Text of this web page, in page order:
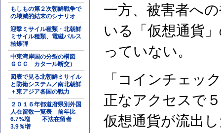
もしもの第２次朝鮮戦争で
の壊滅的結末のシナリオ
迎撃ミサイル種類・北朝鮮
ミサイル種類、電磁パルス
核爆弾
中東湾岸国の分裂の構図
ＧＣＣ カタール断交）
図表で見る北朝鮮ミサイル
と防衛システム／南北朝鮮
＋東アジア各国の戦力
２０１６年都道府県別外国
人在留数一覧表 前年比
6.7%増 不法在留者
3.9％増
一方、被害者へ
いる「仮想通貨
っていない。
「コインチェッ
正なアクセスで
仮想通貨が流出